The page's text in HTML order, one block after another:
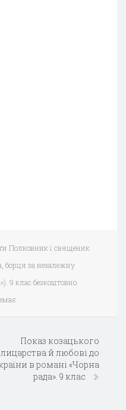
Полковник і священик
борця за незалежну
9 клас безкоштовно.
Показ козацького
лицарства й любові до
в романі «Чорна
рада». 9 клас